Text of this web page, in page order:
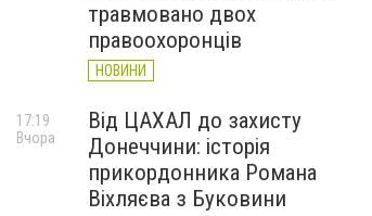
травмовано двох
правоохоронців
НОВИНИ
Від ЦАХАЛ до захисту
Донеччини: історія
прикордонника Романа
Віхляєва з Буковини
17:19
Вчора